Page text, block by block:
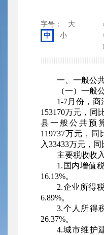
字号：
大
中
小
一、一般公
（一）一般
1-7月份，商
153170万元，同
县一般公共预
119737万元，同
入33433万元，同
主要税收收
1.国内增值
16.13%。
2.企业所得
6.89%。
3.个人所得
26.37%。
4.城市维护